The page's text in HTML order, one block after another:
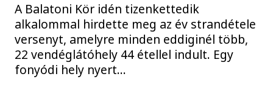
A Balatoni Kör idén tizenkettedik
alkalommal hirdette meg az év strandétele
versenyt, amelyre minden eddiginél több,
22 vendéglátóhely 44 étellel indult. Egy
fonyódi hely nyert...